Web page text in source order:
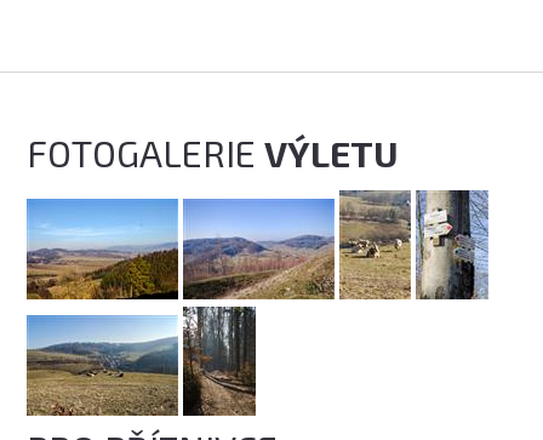
FOTOGALERIEVÝLETU